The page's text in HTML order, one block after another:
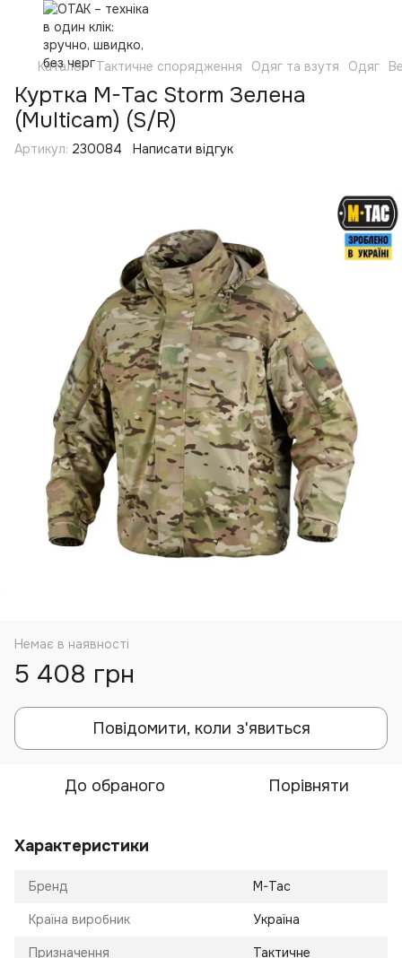
Каталог Тактичне спорядження Одяг та взутя Одяг
Куртка M-Tac Storm Зелена
(Multicam) (S/R)
Артикул: 230084 Написати відгук
Немає в наявності
5 408 грн
Повідомити, коли з'явиться
До обраного Порівняти
Характеристики
Бренд M-Tac
Країна виробник Україна
Призначення Тактичне